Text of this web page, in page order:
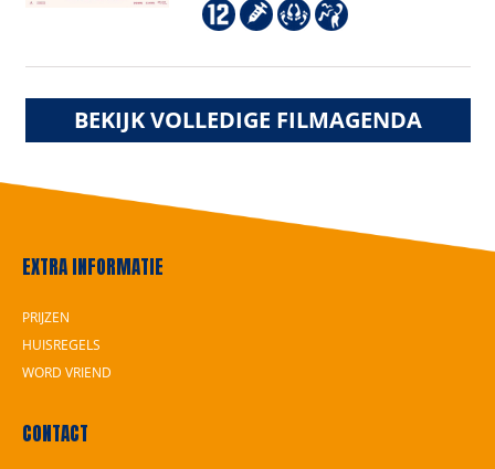
BEKIJK VOLLEDIGE FILMAGENDA
EXTRA INFORMATIE
PRIJZEN
HUISREGELS
WORD VRIEND
CONTACT